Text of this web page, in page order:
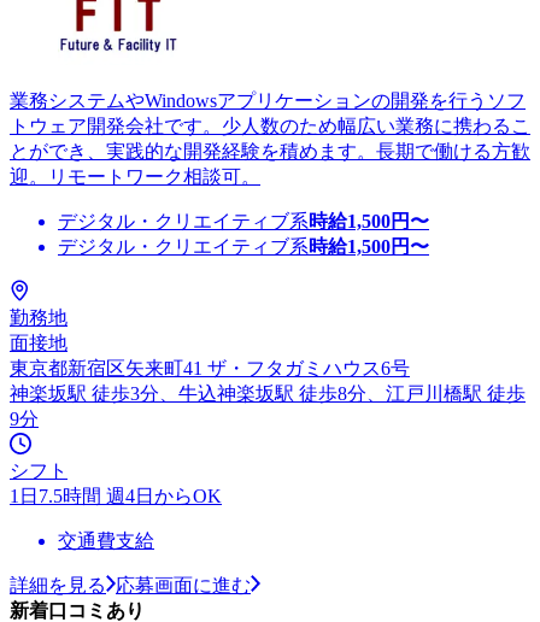
業務システムやWindowsアプリケーションの開発を行うソフ
トウェア開発会社です。少人数のため幅広い業務に携わるこ
とができ、実践的な開発経験を積めます。長期で働ける方歓
迎。リモートワーク相談可。
デジタル・クリエイティブ系時給1,500円〜
デジタル・クリエイティブ系時給1,500円〜
勤務地
面接地
東京都新宿区矢来町41 ザ・フタガミハウス6号
神楽坂駅 徒歩3分、牛込神楽坂駅 徒歩8分、江戸川橋駅 徒歩
9分
シフト
1日7.5時間 週4日からOK
交通費支給
詳細を見る
応募画面に進む
新着口コミあり